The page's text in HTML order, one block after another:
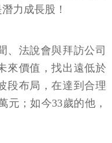
力成長股！
、法說會與拜訪公司
來價值，找出遠低於
段布局，在達到合理
元；如今33歲的他，